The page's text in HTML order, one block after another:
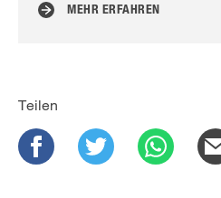
MEHR ERFAHREN
Teilen